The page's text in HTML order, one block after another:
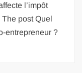
l’impôt
post Quel
entrepreneur ?